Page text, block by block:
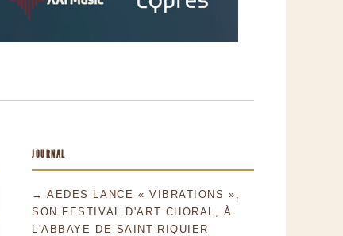
JOURNAL
→ AEDES LANCE « VIBRATIONS »,
SON FESTIVAL D'ART CHORAL, À
L'ABBAYE DE SAINT-RIQUIER